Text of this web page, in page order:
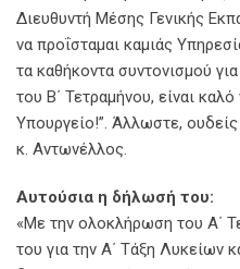
Διευθυντή Μέσης Γενικής
να προΐσταμαι καμιάς
τα καθήκοντα συντονισμού
του Β΄ Τετραμήνου, είναι
Υπουργείο!”. Άλλωστε,
κ. Αντωνέλλος.
Αυτούσια η δήλωσή του:
«Με την ολοκλήρωση του Α΄
του για την Α΄ Τάξη Λυκείων